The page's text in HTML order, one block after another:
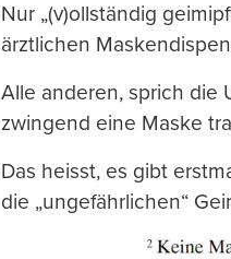
Nur „(v)ollständig
ärztlichen
Alle anderen, sprich die
zwingend eine Maske
Das heisst, es gibt
die „ungefährlichen“